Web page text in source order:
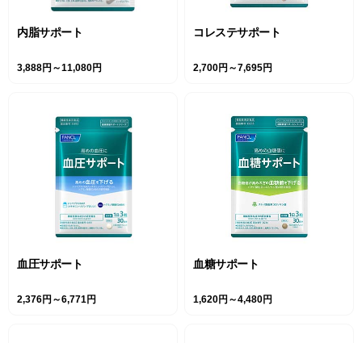
内脂サポート
3,888円～11,080円
コレステサポート
2,700円～7,695円
血圧サポート
2,376円～6,771円
血糖サポート
1,620円～4,480円